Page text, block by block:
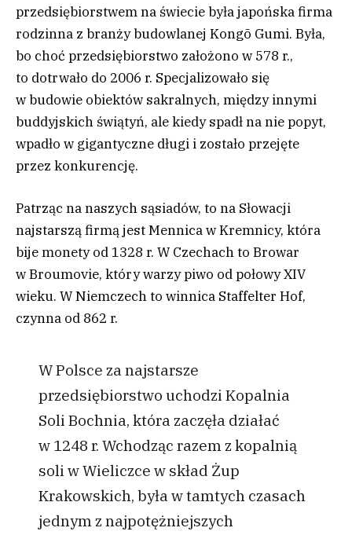
przedsiębiorstwem na świecie była japońska firma
rodzinna z branży budowlanej Kongō Gumi. Była,
bo choć przedsiębiorstwo założono w 578 r.,
to dotrwało do 2006 r. Specjalizowało się
w budowie obiektów sakralnych, między innymi
buddyjskich świątyń, ale kiedy spadł na nie popyt,
wpadło w gigantyczne długi i zostało przejęte
przez konkurencję.
Patrząc na naszych sąsiadów, to na Słowacji
najstarszą firmą jest Mennica w Kremnicy, która
bije monety od 1328 r. W Czechach to Browar
w Broumovie, który warzy piwo od połowy XIV
wieku. W Niemczech to winnica Staffelter Hof,
czynna od 862 r.
W Polsce za najstarsze
przedsiębiorstwo uchodzi Kopalnia
Soli Bochnia, która zaczęła działać
w 1248 r. Wchodząc razem z kopalnią
soli w Wieliczce w skład Żup
Krakowskich, była w tamtych czasach
jednym z najpotężniejszych